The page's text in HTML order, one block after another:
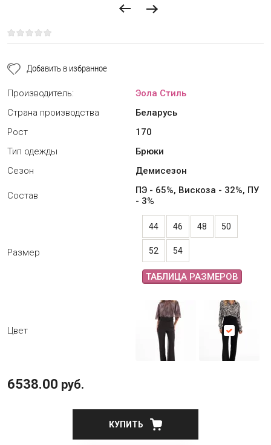
Добавить в избранное
Производитель:
Эола Стиль
Страна производства
Беларусь
Рост
170
Тип одежды
Брюки
Сезон
Демисезон
Состав
ПЭ - 65%, Вискоза - 32%, ПУ
- 3%
Размер
44 46 48 50
52 54
ТАБЛИЦА РАЗМЕРОВ
Цвет
6538.00 руб.
КУПИТЬ